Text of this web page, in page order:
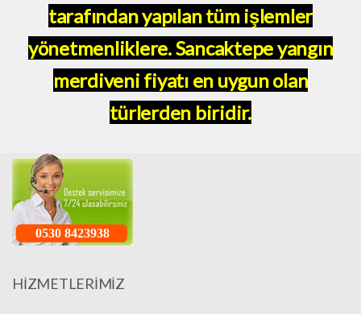
tarafından yapılan tüm işlemler
yönetmenliklere. Sancaktepe yangın
merdiveni fiyatı en uygun olan
türlerden biridir.
0530 8423938
HİZMETLERİMİZ